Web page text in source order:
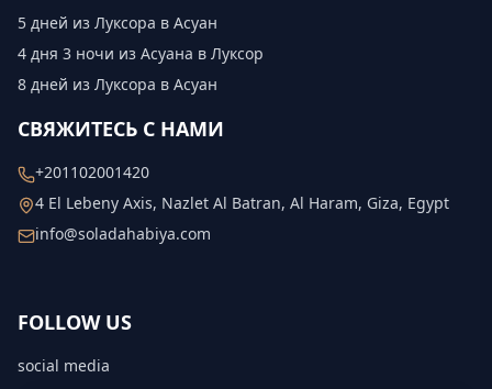
5 дней из Луксора в Асуан
4 дня 3 ночи из Асуана в Луксор
8 дней из Луксора в Асуан
СВЯЖИТЕСЬ С НАМИ
+201102001420
4 El Lebeny Axis, Nazlet Al Batran, Al Haram, Giza, Egypt
info@soladahabiya.com
FOLLOW US
social media